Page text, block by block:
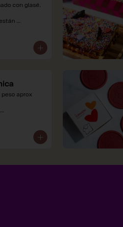
con glasé.
aprox
e incluyen
al